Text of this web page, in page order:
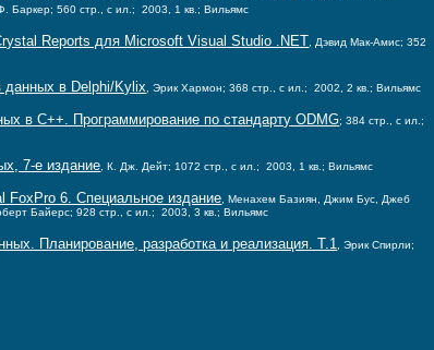
Ф. Баркер; 560 стр., с ил.; 2003, 1 кв.; Вильямс
Reports для Microsoft Visual Studio .NET , Дэвид Мак-Амис; 352
данных в Delphi/Kylix , Эрик Хармон; 368 стр., с ил.; 2002, 2 кв.; Вильямс
в C++. Программирование по стандарту ODMG; 384 стр., с ил.;
7-е издание , К. Дж. Дейт; 1072 стр., с ил.; 2003, 1 кв.; Вильямс
FoxPro 6. Специальное издание , Менахем Базиян, Джим Бус, Джеб
Байерс; 928 стр., с ил.; 2003, 3 кв.; Вильямс
Планирование, разработка и реализация. Т.1 , Эрик Спирли;